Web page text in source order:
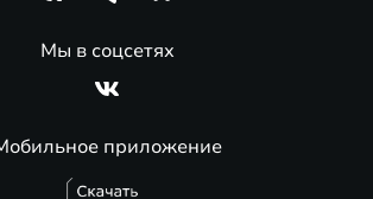
приложение
Мы в соцсетях